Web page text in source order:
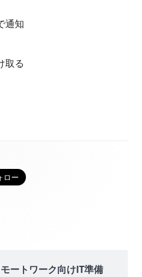
通知
取る
ートワーク向けIT準備